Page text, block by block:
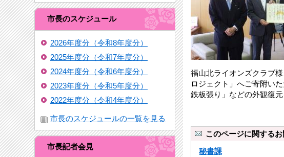
市長のスケジュール
2026年度分（令和8年度分）
2025年度分（令和7年度分）
2024年度分（令和6年度分）
2023年度分（令和5年度分）
2022年度分（令和4年度分）
市長のスケジュールの一覧を見る
市長記者会見
福山北ライオンズクラブ
ロジェクト」へご寄附い
鉄板張り」などの外観復元
このページに関する
秘書課